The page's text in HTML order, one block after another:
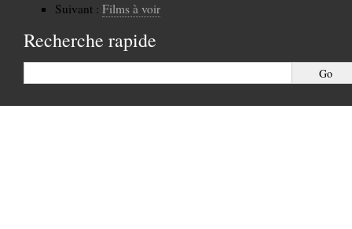
Suivant : Films à voir
Recherche rapide